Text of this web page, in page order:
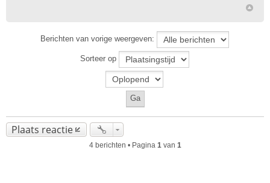
Berichten van vorige weergeven:
Sorteer op
Plaats reactie
4 berichten • Pagina 1 van 1